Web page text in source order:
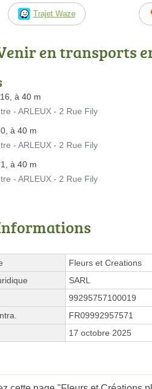
Trajet Waze
en transports
à 40 m
- ARLEUX - 2 Rue Fily
à 40 m
- ARLEUX - 2 Rue Fily
à 40 m
- ARLEUX - 2 Rue Fily
Fleurs et Creations
SARL
99295757100019
FR09992957571
17 octobre 2025